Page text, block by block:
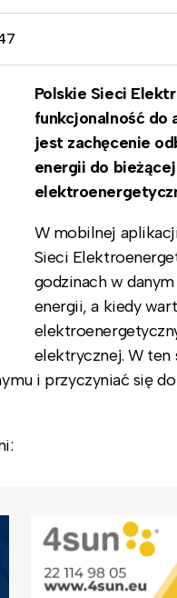
Polskie Sieci
funkcjonalność do
jest zachęcenie
energii do
W mobilnej
Sieci
godzinach w
energii, a kiedy
elektrycznej. W
i przyczyniać się